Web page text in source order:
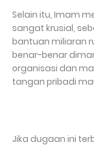
Selain itu, Imam
sangat krusial,
bantuan miliaran
benar-benar
organisasi dan
tangan pribadi
Jika dugaan ini